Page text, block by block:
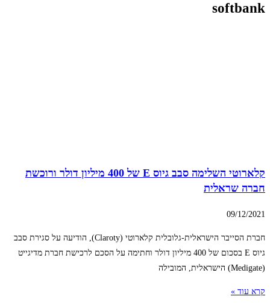
softbank
קלארוטי השלימה סבב גיוס E של 400 מיליון דולר ורוכשת
חברה שראלית
09/12/2021
חברת הסייבר הישראלית-גלובלית קלארוטי (Claroty), הודיעה על סגירת סבב
גיוס E בסכום של 400 מיליון דולר וחתימה על הסכם לרכישת חברת מדיגייט
(Medigate) הישראלית, המובילה
קרא עוד »